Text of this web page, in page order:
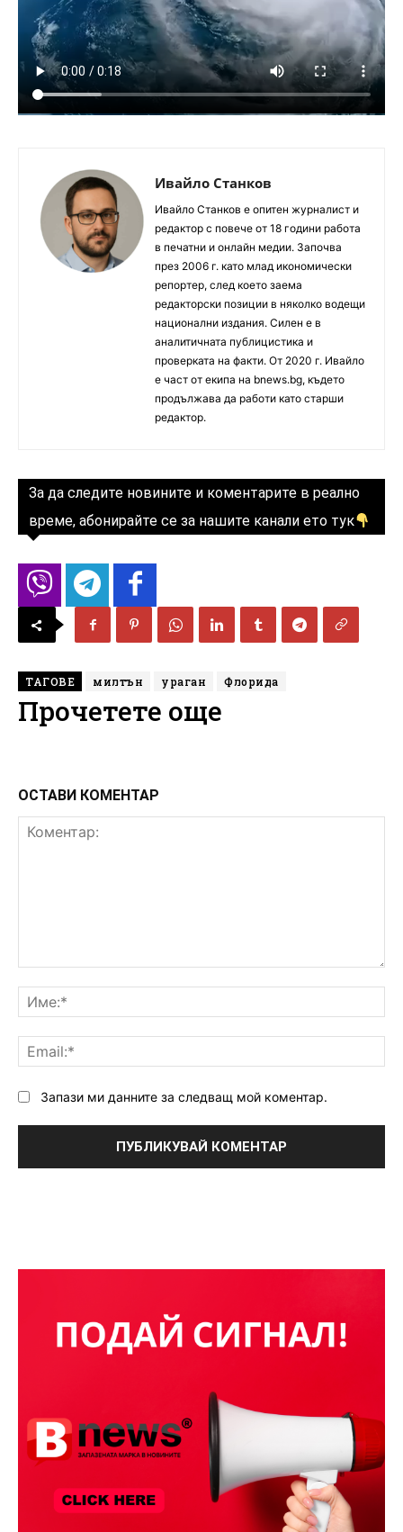
Ивайло Станков
Ивайло Станков е опитен журналист и
редактор с повече от 18 години работа
в печатни и онлайн медии. Започва
през 2006 г. като млад икономически
репортер, след което заема
редакторски позиции в няколко водещи
национални издания. Силен е в
аналитичната публицистика и
проверката на факти. От 2020 г. Ивайло
е част от екипа на bnews.bg, където
продължава да работи като старши
редактор.
За да следите новините и коментарите в реално
време, абонирайте се за нашите канали ето тук
ТАГОВЕ милтън ураган Флорида
Прочетете още
ОСТАВИ КОМЕНТАР
Запази ми данните за следващ мой коментар.